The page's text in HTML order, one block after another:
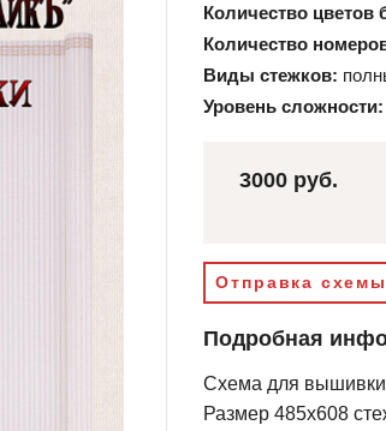
Количество цветов
Количество
Виды стежков:
Уровень сложности:
3000 руб.
Отправка
Подробная
Схема для вышивки
Размер 485х608